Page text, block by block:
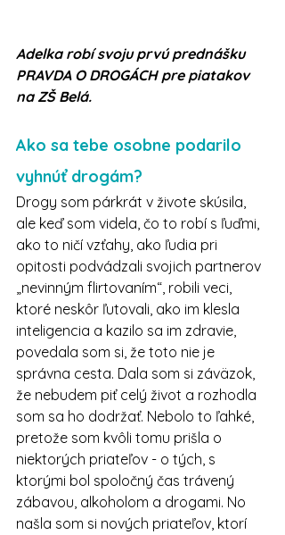
Adelka robí svoju prvú prednášku
PRAVDA O DROGÁCH pre piatakov
na ZŠ Belá.
Ako sa tebe osobne podarilo
vyhnúť drogám?
Drogy som párkrát v živote skúsila,
ale keď som videla, čo to robí s ľuďmi,
ako to ničí vzťahy, ako ľudia pri
opitosti podvádzali svojich partnerov
„nevinným flirtovaním“, robili veci,
ktoré neskôr ľutovali, ako im klesla
inteligencia a kazilo sa im zdravie,
povedala som si, že toto nie je
správna cesta. Dala som si záväzok,
že nebudem piť celý život a rozhodla
som sa ho dodržať. Nebolo to ľahké,
pretože som kvôli tomu prišla o
niektorých priateľov - o tých, s
ktorými bol spoločný čas trávený
zábavou, alkoholom a drogami. No
našla som si nových priateľov, ktorí